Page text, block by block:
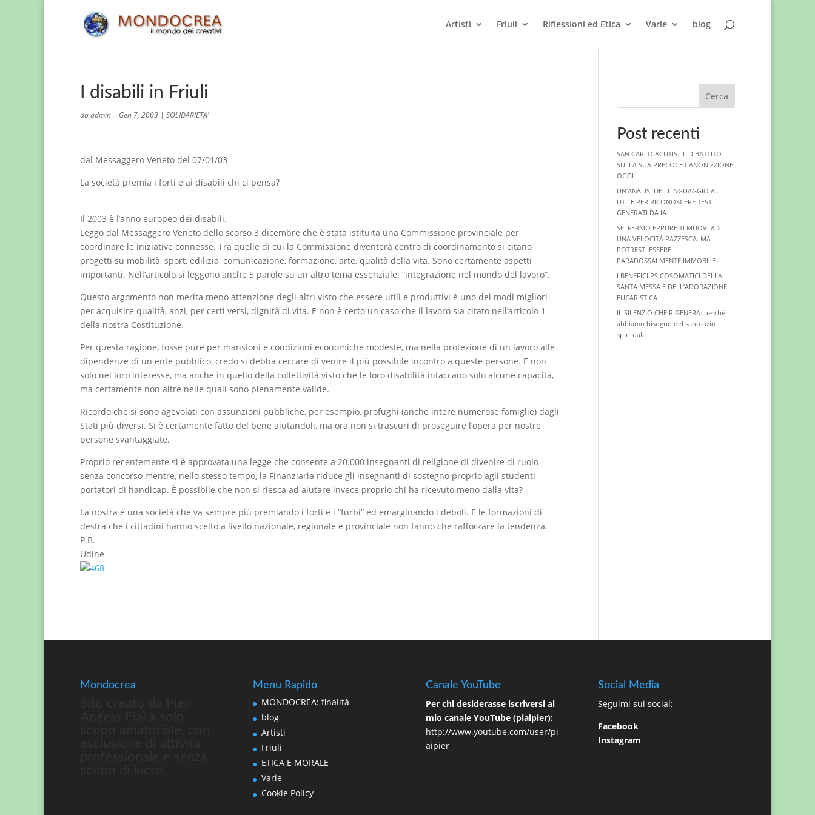
Artisti Friuli Riflessioni ed Etica Varie blog
I disabili in Friuli
daadmin | Gen 7, 2003 | SOLIDARIETA'
dal Messaggero Veneto del 07/01/03
La società premia i forti e ai disabili chi ci pensa?
Il 2003 è l’anno europeo dei disabili.
Leggo dal Messaggero Veneto dello scorso 3 dicembre che è stata istituita una Commissione provinciale per
coordinare le iniziative connesse. Tra quelle di cui la Commissione diventerà centro di coordinamento si citano
progetti su mobilità, sport, edilizia, comunicazione, formazione, arte, qualità della vita. Sono certamente aspetti
importanti. Nell’articolo si leggono anche 5 parole su un altro tema essenziale: “integrazione nel mondo del lavoro”.
Questo argomento non merita meno attenzione degli altri visto che essere utili e produttivi è uno dei modi migliori
per acquisire qualità, anzi, per certi versi, dignità di vita. E non è certo un caso che il lavoro sia citato nell’articolo 1
della nostra Costituzione.
Per questa ragione, fosse pure per mansioni e condizioni economiche modeste, ma nella protezione di un lavoro alle
dipendenze di un ente pubblico, credo si debba cercare di venire il più possibile incontro a queste persone. E non
solo nel loro interesse, ma anche in quello della collettività visto che le loro disabilità intaccano solo alcune capacità,
ma certamente non altre nelle quali sono pienamente valide.
Ricordo che si sono agevolati con assunzioni pubbliche, per esempio, profughi (anche intere numerose famiglie) dagli
Stati più diversi. Si è certamente fatto del bene aiutandoli, ma ora non si trascuri di proseguire l’opera per nostre
persone svantaggiate.
Proprio recentemente si è approvata una legge che consente a 20.000 insegnanti di religione di divenire di ruolo
senza concorso mentre, nello stesso tempo, la Finanziaria riduce gli insegnanti di sostegno proprio agli studenti
portatori di handicap. È possibile che non si riesca ad aiutare invece proprio chi ha ricevuto meno dalla vita?
La nostra è una società che va sempre più premiando i forti e i “furbi” ed emarginando i deboli. E le formazioni di
destra che i cittadini hanno scelto a livello nazionale, regionale e provinciale non fanno che rafforzare la tendenza.
P.B.
Udine
Cerca
Post recenti
SAN CARLO ACUTIS: IL DIBATTITO
SULLA SUA PRECOCE CANONIZZIONE
OGGI
UN’ANALISI DEL LINGUAGGIO AI.
UTILE PER RICONOSCERE TESTI
GENERATI DA IA
SEI FERMO EPPURE TI MUOVI AD
UNA VELOCITÀ PAZZESCA. MA
POTRESTI ESSERE
PARADOSSALMENTE IMMOBILE
I BENEFICI PSICOSOMATICI DELLA
SANTA MESSA E DELL’ADORAZIONE
EUCARISTICA
IL SILENZIO CHE RIGENERA: perché
abbiamo bisogno del sano ozio
spirituale
Mondocrea Menu Rapido
MONDOCREA: finalità
blog
Artisti
Friuli
ETICA E MORALE
Varie
Cookie Policy
Canale YouTube
Per chi desiderasse iscriversi al
mio canale YouTube (piaipier):
http://www.youtube.com/user/pi
aipier
Social Media
Seguimi sui social:
Facebook
Instagram